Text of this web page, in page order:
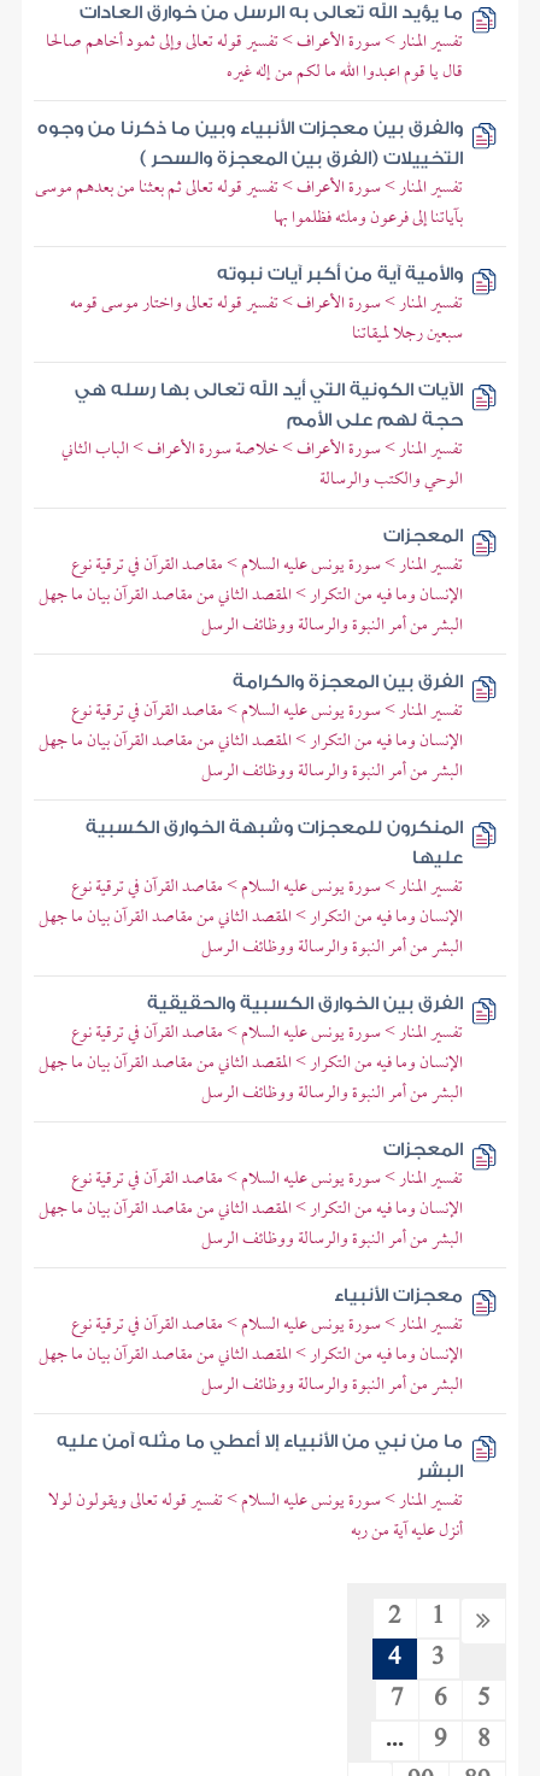
ما يؤيد الله تعالى به الرسل من خوارق العادات
تفسير المنار > سورة الأعراف > تفسير قوله تعالى وإلى ثمود أخاهم صالحا
قال يا قوم اعبدوا الله ما لكم من إله غيره
والفرق بين معجزات الأنبياء وبين ما ذكرنا من وجوه
التخييلات (الفرق بين المعجزة والسحر )
تفسير المنار > سورة الأعراف > تفسير قوله تعالى ثم بعثنا من بعدهم موسى
بآياتنا إلى فرعون وملئه فظلموا بها
والأمية آية من أكبر آيات نبوته
تفسير المنار > سورة الأعراف > تفسير قوله تعالى واختار موسى قومه
سبعين رجلا لميقاتنا
الآيات الكونية التي أيد الله تعالى بها رسله هي
حجة لهم على الأمم
تفسير المنار > سورة الأعراف > خلاصة سورة الأعراف > الباب الثاني
الوحي والكتب والرسالة
المعجزات
تفسير المنار > سورة يونس عليه السلام > مقاصد القرآن في ترقية نوع
الإنسان وما فيه من التكرار > المقصد الثاني من مقاصد القرآن بيان ما جهل
البشر من أمر النبوة والرسالة ووظائف الرسل
الفرق بين المعجزة والكرامة
تفسير المنار > سورة يونس عليه السلام > مقاصد القرآن في ترقية نوع
الإنسان وما فيه من التكرار > المقصد الثاني من مقاصد القرآن بيان ما جهل
البشر من أمر النبوة والرسالة ووظائف الرسل
المنكرون للمعجزات وشبهة الخوارق الكسبية
عليها
تفسير المنار > سورة يونس عليه السلام > مقاصد القرآن في ترقية نوع
الإنسان وما فيه من التكرار > المقصد الثاني من مقاصد القرآن بيان ما جهل
البشر من أمر النبوة والرسالة ووظائف الرسل
الفرق بين الخوارق الكسبية والحقيقية
تفسير المنار > سورة يونس عليه السلام > مقاصد القرآن في ترقية نوع
الإنسان وما فيه من التكرار > المقصد الثاني من مقاصد القرآن بيان ما جهل
البشر من أمر النبوة والرسالة ووظائف الرسل
المعجزات
تفسير المنار > سورة يونس عليه السلام > مقاصد القرآن في ترقية نوع
الإنسان وما فيه من التكرار > المقصد الثاني من مقاصد القرآن بيان ما جهل
البشر من أمر النبوة والرسالة ووظائف الرسل
معجزات الأنبياء
تفسير المنار > سورة يونس عليه السلام > مقاصد القرآن في ترقية نوع
الإنسان وما فيه من التكرار > المقصد الثاني من مقاصد القرآن بيان ما جهل
البشر من أمر النبوة والرسالة ووظائف الرسل
ما من نبي من الأنبياء إلا أعطي ما مثله آمن عليه
البشر
تفسير المنار > سورة يونس عليه السلام > تفسير قوله تعالى ويقولون لولا
أنزل عليه آية من ربه
1
2
3
4
5
6
7
8
9
...